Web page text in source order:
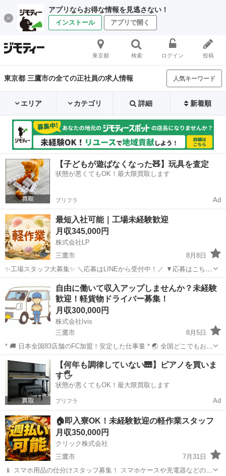
アプリならお得な情報を見逃さない！
インストール アプリで開く
東京都 検索 ログイン 投稿
東京都 三鷹市の全ての正社員の求人情報 人気キーワード
エリア カテゴリ 詳細 新着順
【子どもが遊ばなくなった🧸】玩具を査定
状態が悪くてもOK！最大限買取します
プリフラ Ad
最短入社可能｜工場未経験歓迎
月収345,000円
株式会社LP
三鷹市
8月8日
✨工場スタッフ大募集✨ ＼応募はLINEから受付中！／ ▼応募はこちら
https://lin.ee/wSdk4Ka ご登録後に簡単な内容を送っていただくだけ！
担当スタッフが順番にご案内いたします。 ...
工場 未経験
自由に働いて収入アップしませんか？未経験
歓迎！軽貨物ドライバー募集！
月収300,000円
株式会社Ivis
三鷹市
8月5日
* 🚚 日本全国83店舗のFC加盟！安定した仕事量 * 🌏 全国どこでもお仕
事をご紹介可能 * 💰 月収30万円～70万円以上も可能（稼働量による）
* 📅 シフト自由！週1日・副業・土日だけでもOK * 🚗 車両レ...
東京 三鷹市 ドライバー 未経験
【何年も調律していない🎹】ピアノを買いま
す🖐️
状態が悪くてもOK！最大限買取します
プリフラ Ad
🏠即入寮OK！未経験歓迎の軽作業スタッフ
月収350,000円
クリック株式会社
三鷹市
7月31日
📱 スマホ用品の仕分けスタッフ募集！ スマホケースや充電器などの仕